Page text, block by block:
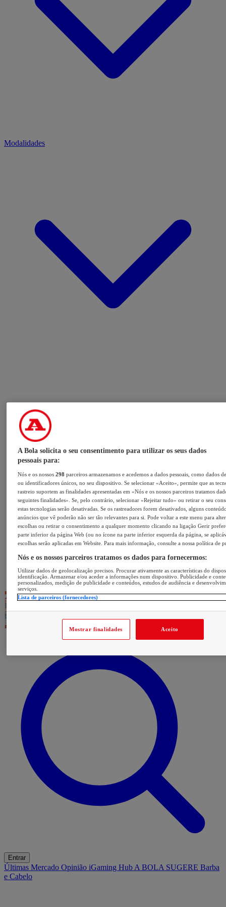
Modalidades
Entrar
Últimas Mercado Opinião iGaming Hub A BOLA SUGERE Barba
e Cabelo
A Bola solicita o seu consentimento para utilizar os seus dados
pessoais para:
Nós e os nossos298 parceiros armazenamos e acedemos a dados pessoais, como dados
ou identificadores únicos, no seu dispositivo. Se selecionar «Aceito», permite que as
rastreio suportem as finalidades apresentadas em «Nós e os nossos parceiros tratamos
seguintes finalidades». Se, pelo contrário, selecionar «Rejeitar tudo» ou retirar o seu
estas tecnologias serão desativadas. Se os rastreadores forem desativados, alguns
anúncios que vê poderão não ser tão relevantes para si. Pode voltar a este menu para
escolhas ou retirar o consentimento a qualquer momento clicando na ligação Gerir
parte inferior da página Web (ou no ícone na parte inferior esquerda da página, se
escolhas serão aplicadas em Website. Para mais informação, consulte a nossa política de
Nós e os nossos parceiros tratamos os dados para fornecermos:
Utilizar dados de geolocalização precisos. Procurar ativamente as características do
identificação. Armazenar e/ou aceder a informações num dispositivo. Publicidade e
personalizados, medição de publicidade e conteúdos, estudos de audiência e
serviços.
Lista de parceiros (fornecedores)
Mostrar finalidades Aceito